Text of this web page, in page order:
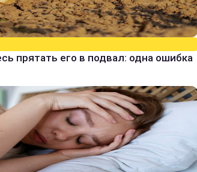
прятать его в подвал: одна ошибка